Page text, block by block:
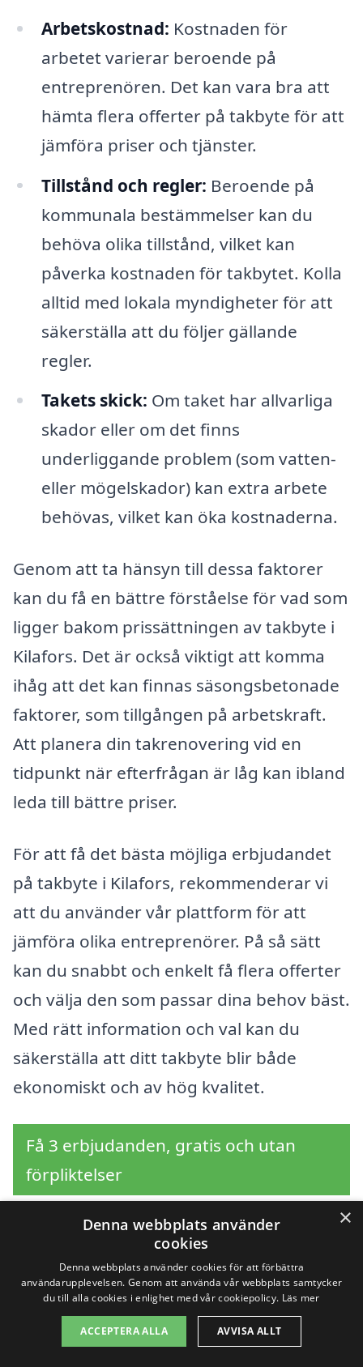
Arbetskostnad: Kostnaden för
arbetet varierar beroende på
entreprenören. Det kan vara bra att
hämta flera offerter på takbyte för att
jämföra priser och tjänster.
Tillstånd och regler: Beroende på
kommunala bestämmelser kan du
behöva olika tillstånd, vilket kan
påverka kostnaden för takbytet. Kolla
alltid med lokala myndigheter för att
säkerställa att du följer gällande
regler.
Takets skick: Om taket har allvarliga
skador eller om det finns
underliggande problem (som vatten-
eller mögelskador) kan extra arbete
behövas, vilket kan öka kostnaderna.
Genom att ta hänsyn till dessa faktorer
kan du få en bättre förståelse för vad som
ligger bakom prissättningen av takbyte i
Kilafors. Det är också viktigt att komma
ihåg att det kan finnas säsongsbetonade
faktorer, som tillgången på arbetskraft.
Att planera din takrenovering vid en
tidpunkt när efterfrågan är låg kan ibland
leda till bättre priser.
För att få det bästa möjliga erbjudandet
på takbyte i Kilafors, rekommenderar vi
att du använder vår plattform för att
jämföra olika entreprenörer. På så sätt
kan du snabbt och enkelt få flera offerter
och välja den som passar dina behov bäst.
Med rätt information och val kan du
säkerställa att ditt takbyte blir både
ekonomiskt och av hög kvalitet.
Få 3 erbjudanden, gratis och utan
förpliktelser
Sök efter en
professionell för
takbyte i andra städer
×
Denna webbplats använder
cookies
Denna webbplats använder cookies för att förbättra
användarupplevelsen. Genom att använda vår webbplats samtycker
du till alla cookies i enlighet med vår cookiepolicy. Läs mer
ACCEPTERA ALLA AVVISA ALLT